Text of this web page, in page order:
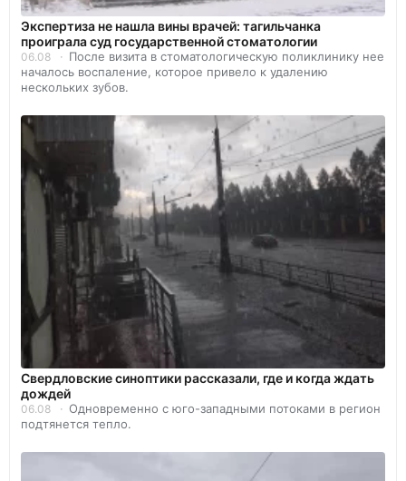
Экспертиза не нашла вины врачей: тагильчанка
проиграла суд государственной стоматологии
06.08
После визита в стоматологическую поликлинику нее
началось воспаление, которое привело к удалению
нескольких зубов.
Свердловские синоптики рассказали, где и когда ждать
дождей
06.08
Одновременно с юго-западными потоками в регион
подтянется тепло.